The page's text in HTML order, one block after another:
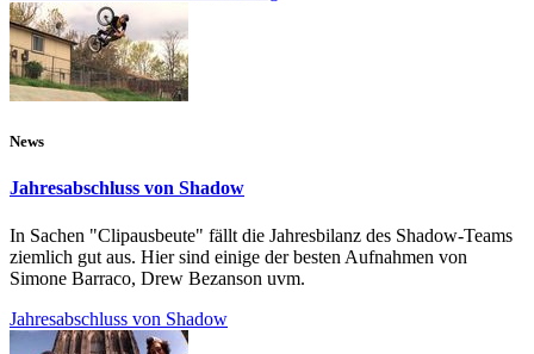
News
Jahresabschluss von Shadow
In Sachen "Clipausbeute" fällt die Jahresbilanz des Shadow-Teams
ziemlich gut aus. Hier sind einige der besten Aufnahmen von
Simone Barraco, Drew Bezanson uvm.
Jahresabschluss von Shadow